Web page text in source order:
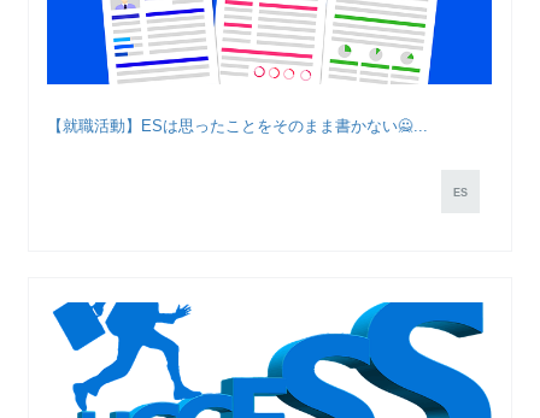
【就職活動】ESは思ったことをそのまま書かない🙅...
ES